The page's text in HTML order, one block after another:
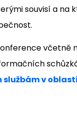
souvisí a na
včetně
službám v